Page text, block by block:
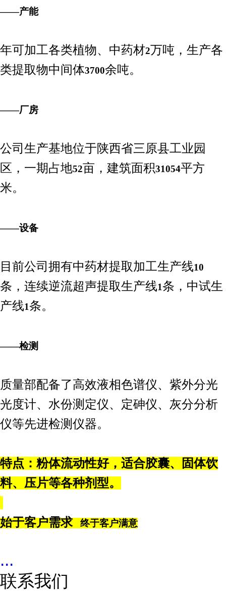
——产能
年可加工各类植物、中药材2万吨，生产各
类提取物中间体3700余吨。
——厂房
公司生产基地位于陕西省三原县工业园
区，一期占地52亩，建筑面积31054平方
米。
——设备
目前公司拥有中药材提取加工生产线10
条，连续逆流超声提取生产线1条，中试生
产线1条。
——检测
质量部配备了高效液相色谱仪、紫外分光
光度计、水份测定仪、定砷仪、灰分分析
仪等先进检测仪器。
特点：粉体流动性好，适合胶囊、固体饮
料、压片等各种剂型。
始于客户需求终于客户满意
...
联系我们